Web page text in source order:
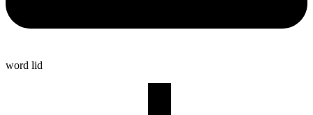
word lid